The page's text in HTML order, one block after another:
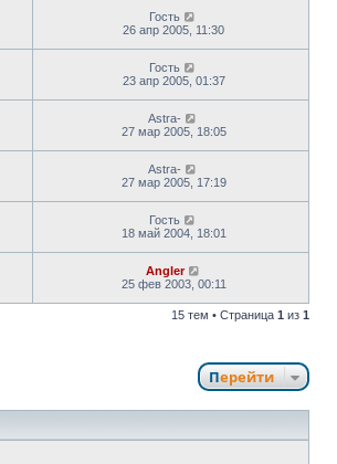
Гость
26 апр 2005, 11:30
Гость
23 апр 2005, 01:37
Astra-
27 мар 2005, 18:05
Astra-
27 мар 2005, 17:19
Гость
18 май 2004, 18:01
Angler
25 фев 2003, 00:11
15 тем • Страница 1 из 1
Перейти